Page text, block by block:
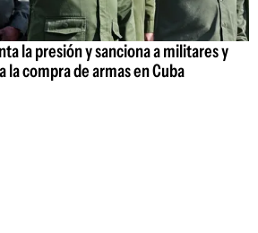
la presión y sanciona a militares y
la compra de armas en Cuba